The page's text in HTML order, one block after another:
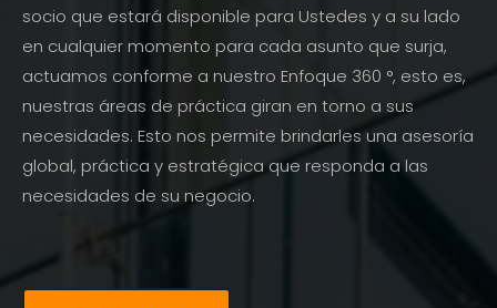
socio que estará disponible para Ustedes y a su lado
en cualquier momento para cada asunto que surja,
actuamos conforme a nuestro Enfoque 360 °, esto es,
nuestras áreas de práctica giran en torno a sus
necesidades. Esto nos permite brindarles una asesoría
global, práctica y estratégica que responda a las
necesidades de su negocio.